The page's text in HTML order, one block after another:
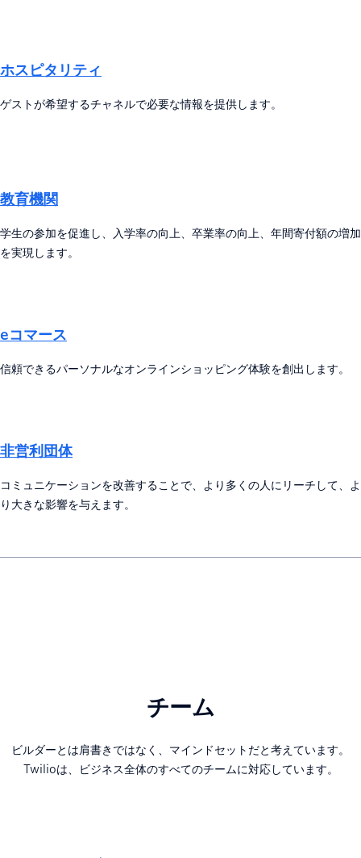
ホスピタリティ
ゲストが希望するチャネルで必要な情報を提供します。
教育機関
学生の参加を促進し、入学率の向上、卒業率の向上、年間寄付額の増加
を実現します。
eコマース
信頼できるパーソナルなオンラインショッピング体験を創出します。
非営利団体
コミュニケーションを改善することで、より多くの人にリーチして、よ
り大きな影響を与えます。
チーム
ビルダーとは肩書きではなく、マインドセットだと考えています。
Twilioは、ビジネス全体のすべてのチームに対応しています。